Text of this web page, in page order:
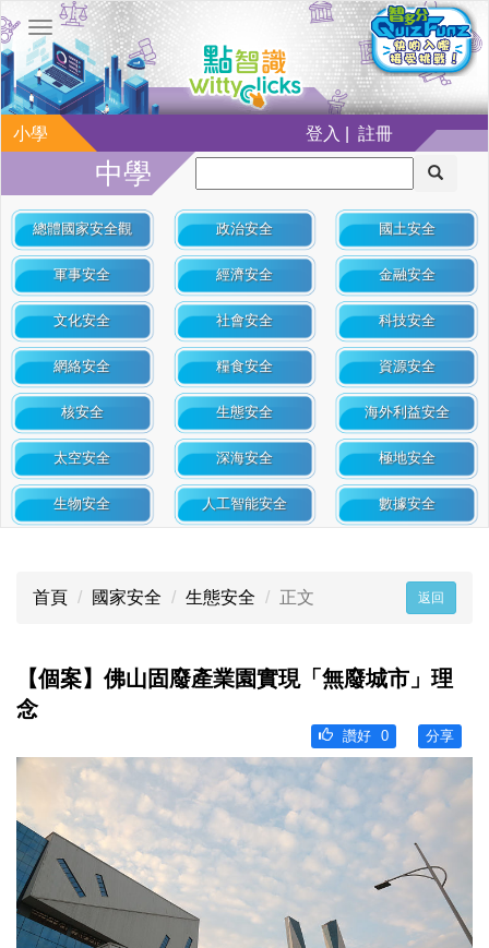
小學 登入 | 註冊
中學
總體國家安全觀 政治安全 國土安全
軍事安全 經濟安全 金融安全
文化安全 社會安全 科技安全
網絡安全 糧食安全 資源安全
核安全 生態安全 海外利益安全
太空安全 深海安全 極地安全
生物安全 人工智能安全 數據安全
首頁 國家安全 生態安全 正文 返回
【個案】佛山固廢產業園實現「無廢城市」理
念
分享
讚好 0